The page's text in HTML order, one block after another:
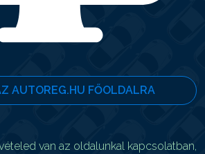
AUTOREG.HU FŐOLDALRA
van az oldalunkal kapcsolatban,